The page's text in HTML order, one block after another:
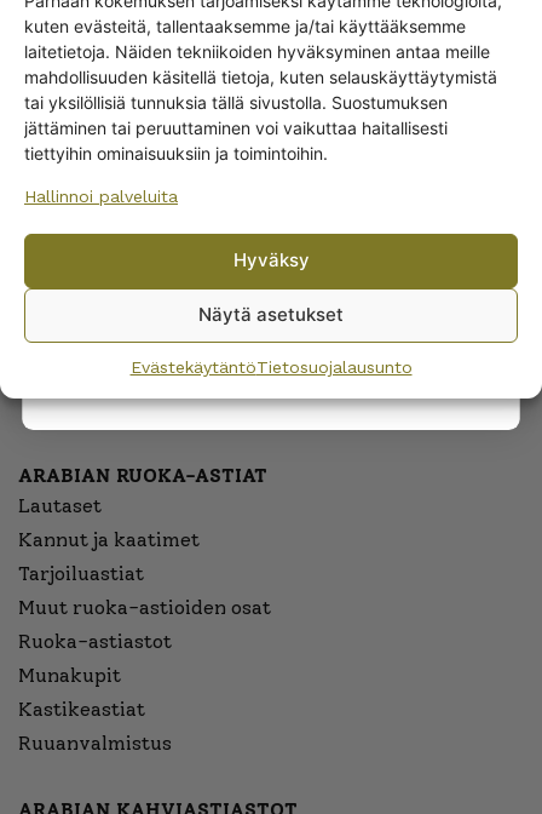
kuten evästeitä, tallentaaksemme ja/tai käyttääksemme
laitetietoja. Näiden tekniikoiden hyväksyminen antaa meille
mahdollisuuden käsitellä tietoja, kuten selauskäyttäytymistä
tai yksilöllisiä tunnuksia tällä sivustolla. Suostumuksen
jättäminen tai peruuttaminen voi vaikuttaa haitallisesti
tiettyihin ominaisuuksiin ja toimintoihin.
Hallinnoi palveluita
Hyväksy
Näytä asetukset
EvästekäytäntöTietosuojalausunto
18,00€
ARABIAN RUOKA-ASTIAT
Lautaset
Kannut ja kaatimet
Tarjoiluastiat
Muut ruoka-astioiden osat
Ruoka-astiastot
Munakupit
Kastikeastiat
Ruuanvalmistus
Get -5%
off?
Yes! I want the discount
privacy policy.